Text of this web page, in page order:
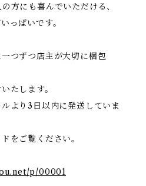
方にも喜んでいただける、
っぱいです。
つずつ店主が大切に梱包
たします。
より3日以内に発送していま
をご覧ください。
p/00001